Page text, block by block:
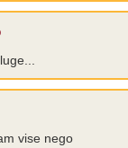
vise nego